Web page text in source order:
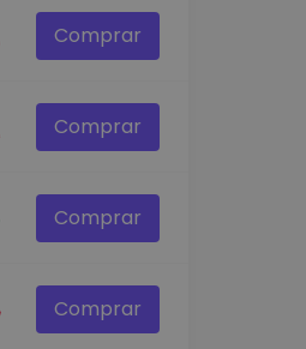
Comprar
Comprar
Comprar
Comprar